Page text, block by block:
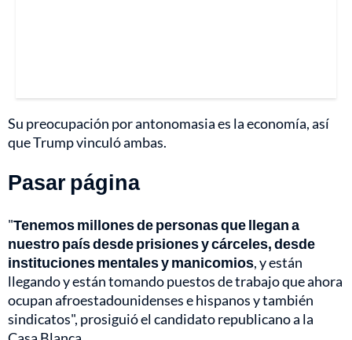
Su preocupación por antonomasia es la economía, así
que Trump vinculó ambas.
Pasar página
"Tenemos millones de personas que llegan a
nuestro país desde prisiones y cárceles, desde
instituciones mentales y manicomios, y están
llegando y están tomando puestos de trabajo que ahora
ocupan afroestadounidenses e hispanos y también
sindicatos", prosiguió el candidato republicano a la